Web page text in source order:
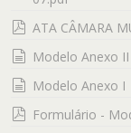
pdf
ATA CÂMARA
documento
Modelo Anexo II
documento
Modelo Anexo I
pdf
Formulário -